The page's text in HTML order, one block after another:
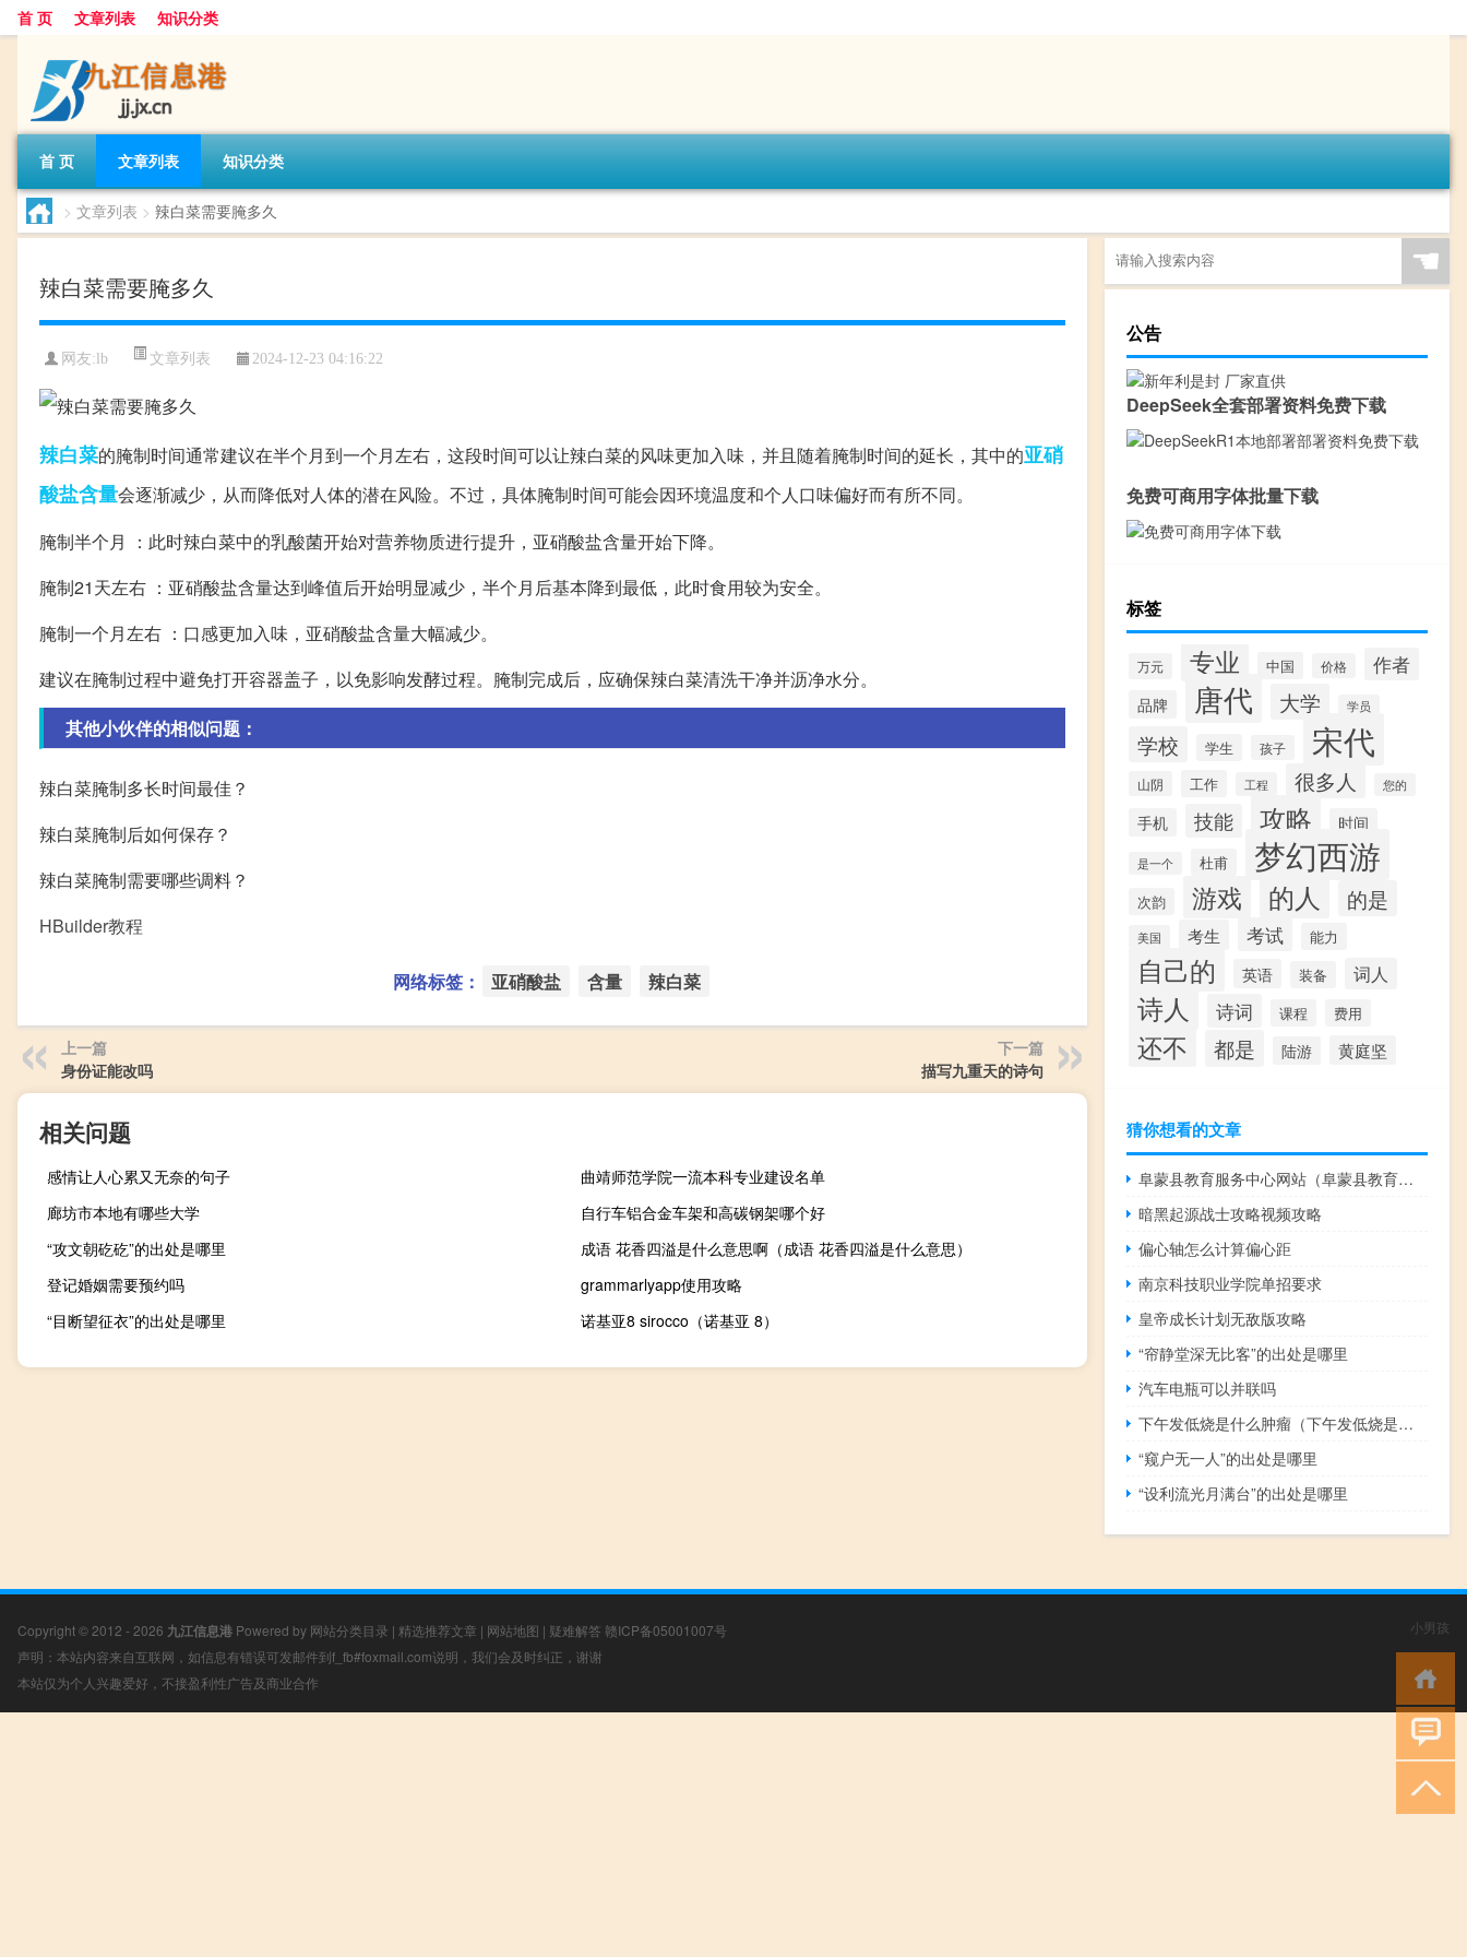
首 页 文章列表 知识分类
首 页 文章列表 知识分类
> 文章列表 > 辣白菜需要腌多久
辣白菜需要腌多久
网友: lb 文章列表 2024-12-23 04:16:22
辣白菜的腌制时间通常建议在半个月到一个月左右，这段时间可以让辣白菜的风味更加入味，并且随着腌制时间的延长，其中的亚硝
酸盐含量会逐渐减少，从而降低对人体的潜在风险。不过，具体腌制时间可能会因环境温度和个人口味偏好而有所不同。
腌制半个月 ：此时辣白菜中的乳酸菌开始对营养物质进行提升，亚硝酸盐含量开始下降。
腌制21天左右 ：亚硝酸盐含量达到峰值后开始明显减少，半个月后基本降到最低，此时食用较为安全。
腌制一个月左右 ：口感更加入味，亚硝酸盐含量大幅减少。
建议在腌制过程中避免打开容器盖子，以免影响发酵过程。腌制完成后，应确保辣白菜清洗干净并沥净水分。
其他小伙伴的相似问题：
辣白菜腌制多长时间最佳？
辣白菜腌制后如何保存？
辣白菜腌制需要哪些调料？
HBuilder教程
网络标签： 亚硝酸盐 含量 辣白菜
上一篇
身份证能改吗
下一篇
描写九重天的诗句
相关问题
感情让人心累又无奈的句子
曲靖师范学院一流本科专业建设名单
廊坊市本地有哪些大学
自行车铝合金车架和高碳钢架哪个好
“攻文朝矻矻”的出处是哪里
成语 花香四溢是什么意思啊（成语 花香四溢是什么意思）
登记婚姻需要预约吗
grammarlyapp使用攻略
“目断望征衣”的出处是哪里
诺基亚8 sirocco（诺基亚 8）
☚
公告
DeepSeek全套部署资料免费下载
免费可商用字体批量下载
标签
万元 专业 中国 价格 作者
品牌 唐代 大学 学员
学校 学生 孩子 宋代
山阴 工作 工程 很多人 您的
手机 技能 攻略 时间
是一个 杜甫 梦幻西游
次韵 游戏 的人 的是
美国 考生 考试 能力
自己的 英语 装备 词人
诗人 诗词 课程 费用
还不 都是 陆游 黄庭坚
猜你想看的文章
阜蒙县教育服务中心网站（阜蒙县教育信息网）
暗黑起源战士攻略视频攻略
偏心轴怎么计算偏心距
南京科技职业学院单招要求
皇帝成长计划无敌版攻略
“帘静堂深无比客”的出处是哪里
汽车电瓶可以并联吗
下午发低烧是什么肿瘤（下午发低烧是什么原因）
“窥户无一人”的出处是哪里
“设利流光月满台”的出处是哪里
Copyright © 2012 - 2026 九江信息港 Powered by 网站分类目录 | 精选推荐文章 | 网站地图 | 疑难解答 赣ICP备05001007号
声明：本站内容来自互联网，如信息有错误可发邮件到f_fb#foxmail.com说明，我们会及时纠正，谢谢
本站仅为个人兴趣爱好，不接盈利性广告及商业合作
小男孩